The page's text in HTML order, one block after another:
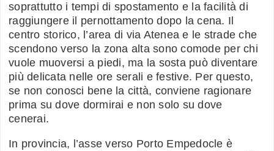
soprattutto i tempi di spostamento e la facilità di
raggiungere il pernottamento dopo la cena. Il
centro storico, l’area di via Atenea e le strade che
scendono verso la zona alta sono comode per chi
vuole muoversi a piedi, ma la sosta può diventare
più delicata nelle ore serali e festive. Per questo,
se non conosci bene la città, conviene ragionare
prima su dove dormirai e non solo su dove
cenerai.
In provincia, l’asse verso Porto Empedocle è